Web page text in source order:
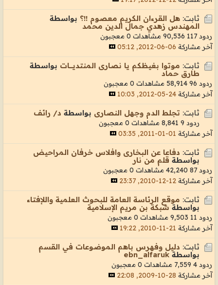
ثابت: هل القرءان الكريم معصوم !!؟ بواسطة
المهندس زهدي جمال الدين محمد
ردود 117 90,536 مشاهدات
0 معجبون
آخر مشاركة 06-06-2012, 05:12
ثابت: موتوا بغيظكم يا نصارى المنتديــــــات بواسطة
طارق حماد
ردود 96 58,914 مشاهدات
0 معجبون
آخر مشاركة 24-05-2012, 10:03
ثابت: تجلط الدم وجهل النصارى بواسطة د/ رائف
ردود 9 8,841 مشاهدات
0 معجبون
آخر مشاركة 01-01-2011, 03:35
ثابت: دفاعا عن البخارى وافلاس خرفان المراحيض
بواسطة قلم من نار
ردود 87 42,240 مشاهدات
0 معجبون
آخر مشاركة 12-12-2010, 23:37
ثابت: موقع الرئاسة العامة للبحوث العلمية واللإفتاء
بواسطة شبكة بن مريم الإسلامية
ردود 11 9,503 مشاهدات
0 معجبون
آخر مشاركة 21-11-2010, 19:22
ثابت: دليل وفهرس باهم الموضوعات في القسم
بواسطة ebn_alfaruk
ردود 4 7,559 مشاهدات
0 معجبون
آخر مشاركة 28-10-2009, 22:08